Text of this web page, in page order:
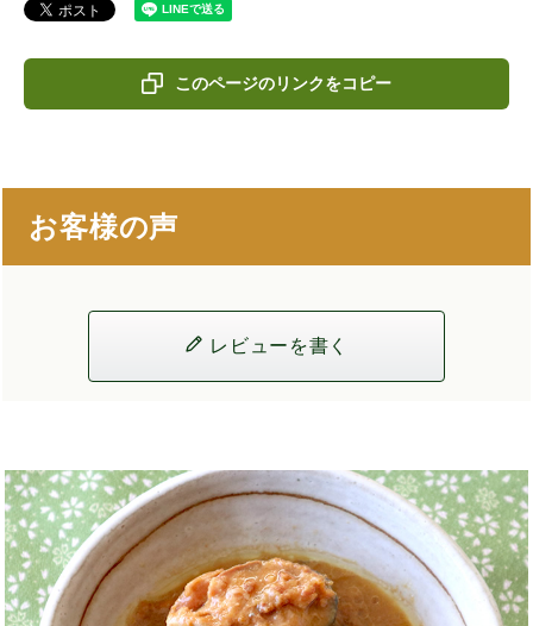
このページのリンクをコピー
お客様の声
レビューを書く